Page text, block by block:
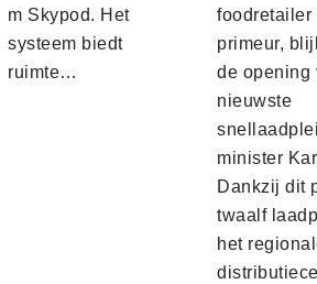
m Skypod. Het
systeem biedt
ruimte…
foodretailer
primeur,
de opening
nieuwste
minister
Dankzij dit
twaalf
het